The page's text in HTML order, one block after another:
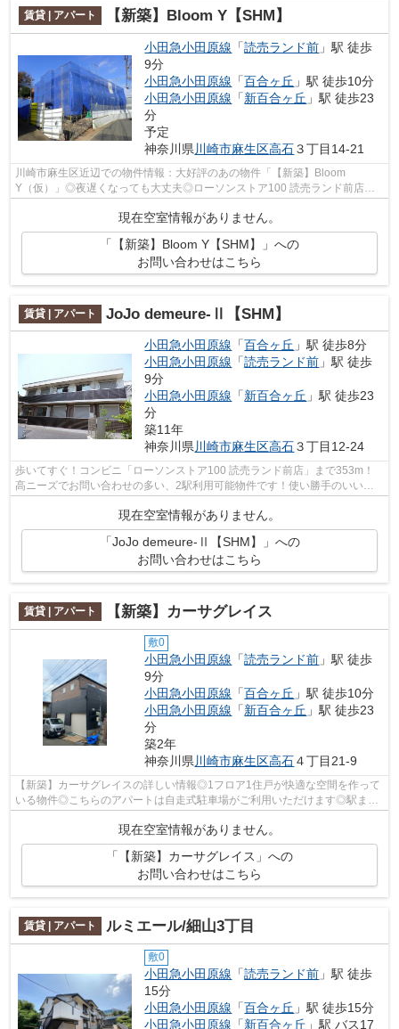
賃貸 | アパート 【新築】Bloom Y【SHM】
小田急小田原線 「読売ランド前 」駅 徒歩
9分
小田急小田原線 「百合ヶ丘 」駅 徒歩10分
小田急小田原線 「新百合ヶ丘 」駅 徒歩23
分
予定
神奈川県 川崎市麻生区高石３丁目14-21
川崎市麻生区近辺での物件情報：大好評のあの物件「【新築】Bloom
Y（仮）」◎夜遅くなっても大丈夫◎ローソンストア100 読売ランド前店が
近く(212m)にあるので急な買い物に困りにくい立...
現在空室情報がありません。
「【新築】Bloom Y【SHM】」への
お問い合わせはこちら
賃貸 | アパート JoJo demeure-Ⅱ【SHM】
小田急小田原線 「百合ヶ丘 」駅 徒歩8分
小田急小田原線 「読売ランド前 」駅 徒歩
9分
小田急小田原線 「新百合ヶ丘 」駅 徒歩23
分
築11年
神奈川県川崎市麻生区高石３丁目12-24
歩いてすぐ！コンビニ「ローソンストア100 読売ランド前店」まで353m！
高ニーズでお問い合わせの多い、2駅利用可能物件です！使い勝手のいいコ
現在空室情報がありません。
「JoJo demeure-Ⅱ【SHM】」への
お問い合わせはこちら
賃貸 | アパート 【新築】カーサグレイス
敷0
小田急小田原線 「読売ランド前 」駅 徒歩
9分
小田急小田原線 「百合ヶ丘 」駅 徒歩10分
小田急小田原線 「新百合ヶ丘 」駅 徒歩23
分
築2年
神奈川県 川崎市麻生区高石４丁目21-9
【新築】カーサグレイスの詳しい情報◎1フロア1住戸が快適な空間を作って
いる物件◎こちらのアパートは自走式駐車場がご利用いただけます◎駅まで
現在空室情報がありません。
「【新築】カーサグレイス」への
お問い合わせはこちら
賃貸 | アパート ルミエール/細山3丁目
敷0
小田急小田原線 「読売ランド前 」駅 徒歩
15分
小田急小田原線 「百合ヶ丘 」駅 徒歩15分
小田急小田原線 「新百合ヶ丘 」駅 バス17